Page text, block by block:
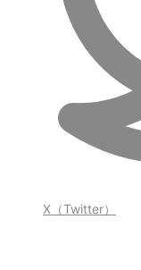
X（Twitter）